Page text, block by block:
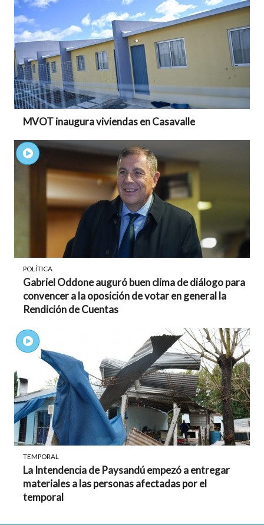
MVOT inaugura viviendas en Casavalle
POLÍTICA
Gabriel Oddone auguró buen clima de diálogo para
convencer a la oposición de votar en general la
Rendición de Cuentas
TEMPORAL
La Intendencia de Paysandú empezó a entregar
materiales a las personas afectadas por el
temporal